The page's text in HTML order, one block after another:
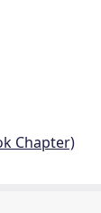
Chapter)